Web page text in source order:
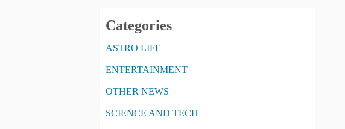
Categories
ASTRO LIFE
ENTERTAINMENT
OTHER NEWS
SCIENCE AND TECH